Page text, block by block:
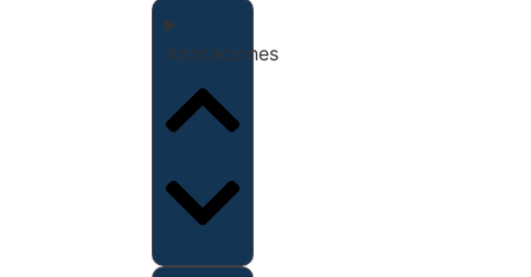
Aplicaciones